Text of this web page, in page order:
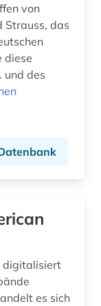
brahms, johannes | komponist; pianist (2)
von
Strauss, das
diese
und des
digitalisiert
es sich